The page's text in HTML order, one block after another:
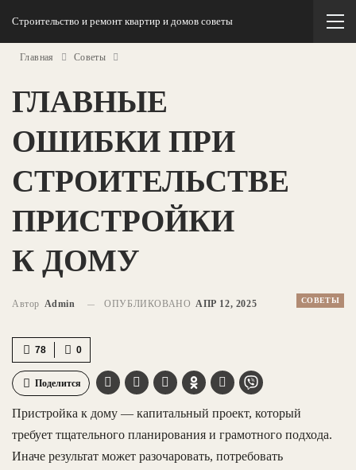
Строительство и ремонт квартир и домов советы
Главная Советы
ГЛАВНЫЕ
ОШИБКИ ПРИ
СТРОИТЕЛЬСТВЕ
ПРИСТРОЙКИ
К ДОМУ
СОВЕТЫ
Автор Admin ОПУБЛИКОВАНО АПР 12, 2025
0
78
Поделится
Пристройка к дому — капитальный проект, который
требует тщательного планирования и грамотного подхода.
Иначе результат может разочаровать, потребовать